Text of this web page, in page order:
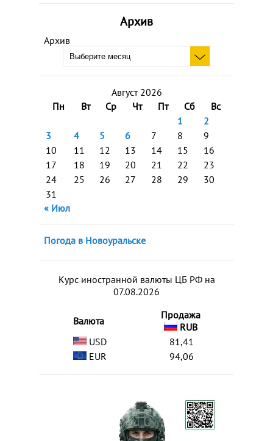
Архив
Архив
Август 2026
Пн
Вт Ср Чт Пт Сб
Вс
1
2
3
4 5 6 7 8
9
10
11 12 13 14 15
16
17
18 19 20 21 22
23
24
25 26 27 28 29
30
31
« Июл
Погода в Новоуральске
Курс иностранной валюты ЦБ РФ на
07.08.2026
Валюта
Продажа
RUB
USD
81,41
EUR
94,06